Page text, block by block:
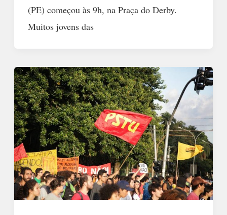
(PE) começou às 9h, na Praça do Derby.
Muitos jovens das